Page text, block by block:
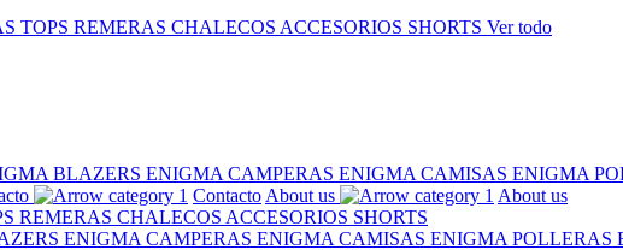
TOPS REMERAS CHALECOS ACCESORIOS SHORTS Ver todo
BLAZERS ENIGMA CAMPERAS ENIGMA CAMISAS ENIGMA
Contacto About us
About us
REMERAS CHALECOS ACCESORIOS SHORTS
ENIGMA CAMPERAS ENIGMA CAMISAS ENIGMA POLLERAS